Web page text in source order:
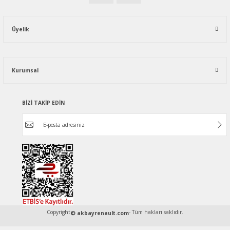
Üyelik
Kurumsal
BİZİ TAKİP EDİN
Copyright© akbayrenault.com- Tüm hakları saklıdır.